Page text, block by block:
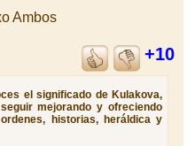
Ambos
+10
el significado de Kulakova,
mejorando y ofreciendo
historias, heráldica y